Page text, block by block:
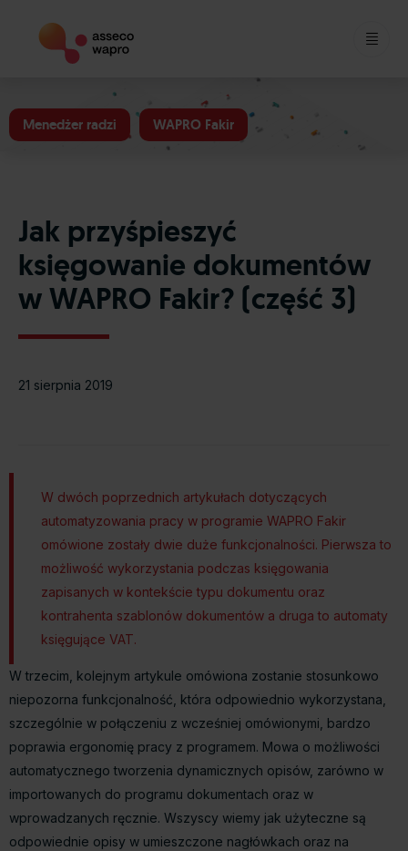
to
content
Menedżer radzi WAPRO Fakir
Jak przyśpieszyć
księgowanie dokumentów
w WAPRO Fakir? (część 3)
21 sierpnia 2019
W dwóch poprzednich artykułach dotyczących
automatyzowania pracy w programie WAPRO Fakir
omówione zostały dwie duże funkcjonalności. Pierwsza to
możliwość wykorzystania podczas księgowania
zapisanych w kontekście typu dokumentu oraz
kontrahenta szablonów dokumentów a druga to automaty
księgujące VAT.
W trzecim, kolejnym artykule omówiona zostanie stosunkowo
niepozorna funkcjonalność, która odpowiednio wykorzystana,
szczególnie w połączeniu z wcześniej omówionymi, bardzo
poprawia ergonomię pracy z programem. Mowa o możliwości
automatycznego tworzenia dynamicznych opisów, zarówno w
importowanych do programu dokumentach oraz w
wprowadzanych ręcznie. Wszyscy wiemy jak użyteczne są
odpowiednie opisy w umieszczone nagłówkach oraz na